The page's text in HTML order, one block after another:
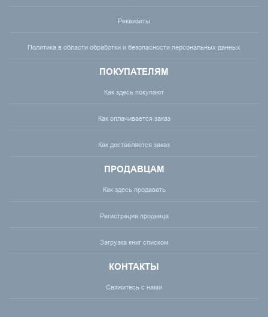
Реквизиты
Политика в области обработки и безопасности персональных данных
ПОКУПАТЕЛЯМ
Как здесь покупают
Как оплачивается заказ
Как доставляется заказ
ПРОДАВЦАМ
Как здесь продавать
Регистрация продавца
Загрузка книг списком
КОНТАКТЫ
Свяжитесь с нами